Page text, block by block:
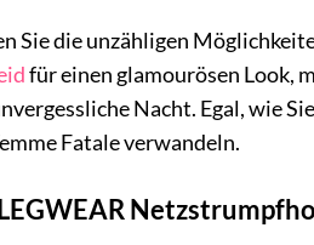
Sie die unzähligen
für einen glamourösen Look,
Nacht. Egal, wie
Fatale verwandeln.